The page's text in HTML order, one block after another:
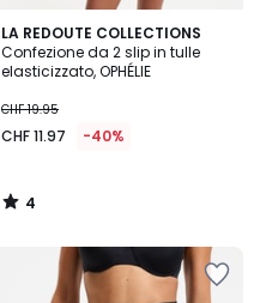
LA REDOUTE COLLECTIONS
Confezione da 2 slip in tulle
elasticizzato, OPHÉLIE
CHF 19.95
CHF 11.97 -40%
4
/
5
4
/